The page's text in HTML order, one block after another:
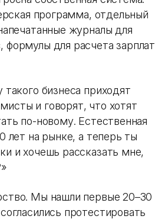
программа, отдельный
журналы для
формулы для расчета зарплат
бизнеса приходят
и говорят, что хотят
по-новому. Естественная
лет на рынке, а теперь ты
и хочешь рассказать мне,
Мы нашли первые 20–30
протестировать